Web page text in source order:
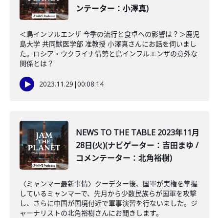
ンテーター：小澤真)
＜鳥インフルエンザ 今季の流行と食卓への影響は？＞鹿児
島大学 共同獣医学部 准教授 小澤真さんにお話を伺いまし
た。ロシア・ウクライナ情勢と鳥インフルエンザの意外な
関係とは？
2023.11.29 |00:08:14
NEWS TO THE TABLE 2023年11月
28日(火)(ナビゲーター：吉田まゆ /
コメンテーター：北角裕樹)
〈ミャンマー最新事情〉クーデター後、国軍が実権を掌握
しているミャンマーで、先月から少数民族らが国軍を攻撃
し、さらに中国が国境付近で軍事演習を行ないました。ジ
ャーナリストの北角裕樹さんにお聞きします。